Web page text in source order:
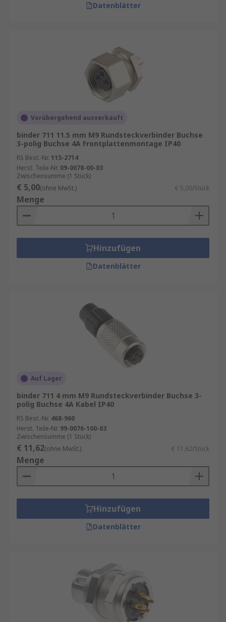
Datenblätter
Vorübergehend ausverkauft
binder 711 11.5 mm M9 Rundsteckverbinder Buchse
3-polig Buchse 4A Frontplattenmontage IP40
RS Best.-Nr. 115-2714
Herst. Teile-Nr. 09-0078-00-03
Zwischensumme (1 Stück)
€ 5,00(ohne MwSt.) € 5,00/Stück
Menge
Hinzufügen
Datenblätter
Auf Lager
binder 711 4 mm M9 Rundsteckverbinder Buchse 3-
polig Buchse 4A Kabel IP40
RS Best.-Nr. 468-960
Herst. Teile-Nr. 99-0076-100-03
Zwischensumme (1 Stück)
€ 11,62(ohne MwSt.) € 11,62/Stück
Menge
Hinzufügen
Datenblätter